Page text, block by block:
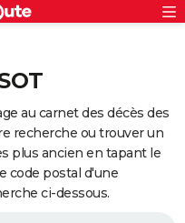
au carnet des décès des
recherche ou trouver un
plus ancien en tapant le
code postal d'une
ci-dessous.